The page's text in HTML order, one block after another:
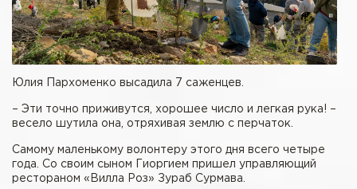
Юлия Пархоменко высадила 7 саженцев.
– Эти точно приживутся, хорошее число и легкая рука! –
весело шутила она, отряхивая землю с перчаток.
Самому маленькому волонтеру этого дня всего четыре
года. Со своим сыном Гиоргием пришел управляющий
рестораном «Вилла Роз» Зураб Сурмава.